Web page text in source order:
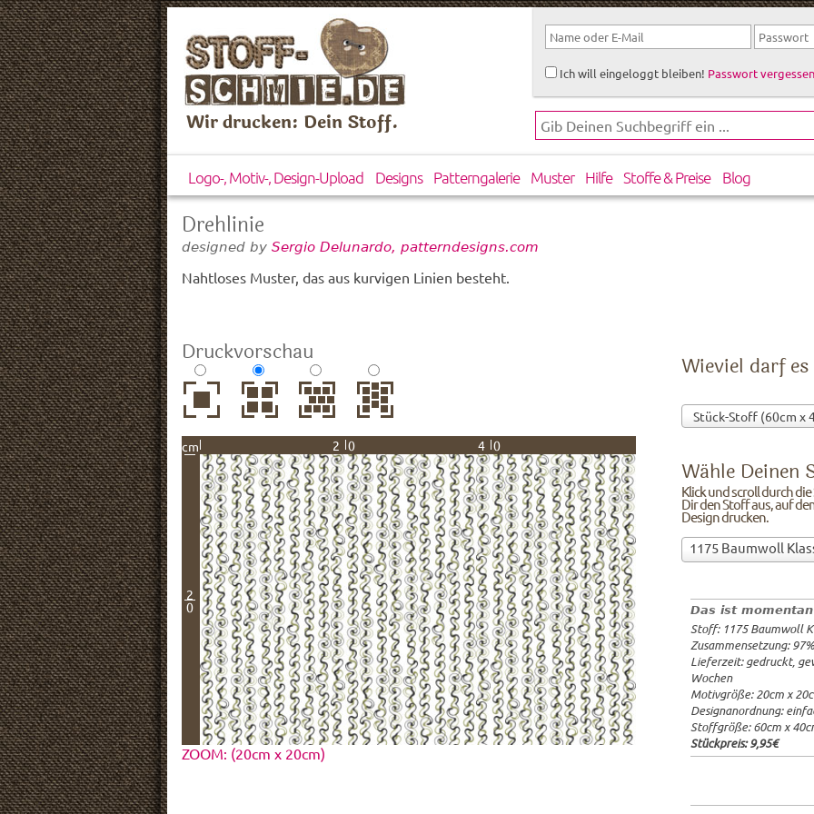
Wir drucken: Dein Stoff.
Ich will eingeloggt bleiben! Passwort
Logo-, Motiv-, Design-Upload Designs Patterngalerie Muster Hilfe Stoffe & Preise Blog
Drehlinie
designed by Sergio Delunardo, patterndesigns.com
Nahtloses Muster, das aus kurvigen Linien besteht.
Das ist
Stoff: 1175 Baumwoll
Zusammensetzung:
Lieferzeit: gedruckt,
Wochen
Motivgröße: 20cm x
Designanordnung:
Stoffgröße: 60cm x
Stückpreis:9,95€
Druckvorschau
cm 20 40
2
0
ZOOM: (20cm x 20cm)
Wieviel darf es
Wähle Deinen
Klick und scroll durch
Dir den Stoff aus, auf
Design drucken.
1175 Baumwoll
Gewicht:
Lieferzeit:
20x20cm:
60x40cm:
ab 1m:
ab 10m:
ab 50m:
Wähle
Deinen
und
scroll
durch
die
Stoffübersicht
und
suche
Dir
den
Stoff
dem